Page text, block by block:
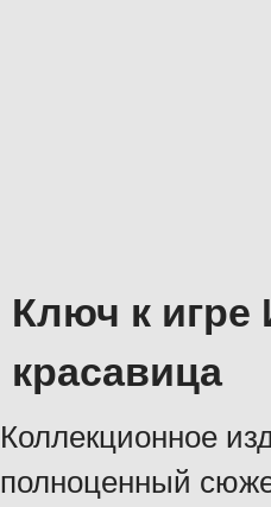
Ключ к
красавица
Коллекционное
полноценный